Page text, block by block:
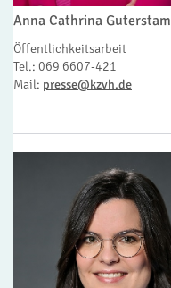
Anna Cathrina Guterstam
Öffentlichkeitsarbeit
Tel.: 069 6607-421
Mail: presse@kzvh.de